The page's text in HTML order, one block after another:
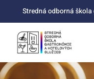
content
Stredná odborná